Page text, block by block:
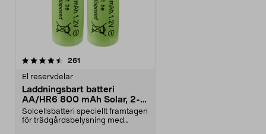
261
El reservdelar
Laddningsbart batteri
AA/HR6 800 mAh Solar, 2-
pack
Solcellsbatteri speciellt framtagen
för trädgårdsbelysning med